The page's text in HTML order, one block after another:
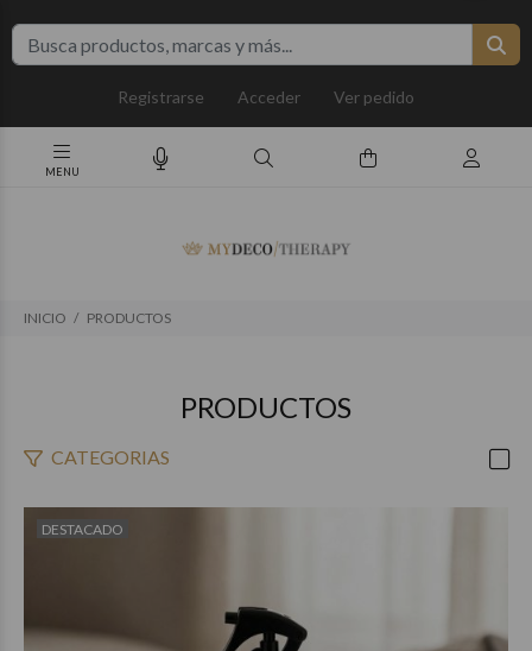
Registrarse Acceder Ver pedido
INICIO PRODUCTOS
PRODUCTOS
CATEGORIAS
DESTACADO